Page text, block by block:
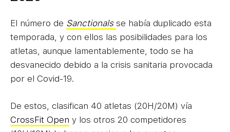
El número de Sanctionals se había duplicado esta
temporada, y con ellos las posibilidades para los
atletas, aunque lamentablemente, todo se ha
desvanecido debido a la crisis sanitaria provocada
por el Covid-19.
De estos, clasifican 40 atletas (20H/20M) vía
CrossFit Open y los otros 20 competidores